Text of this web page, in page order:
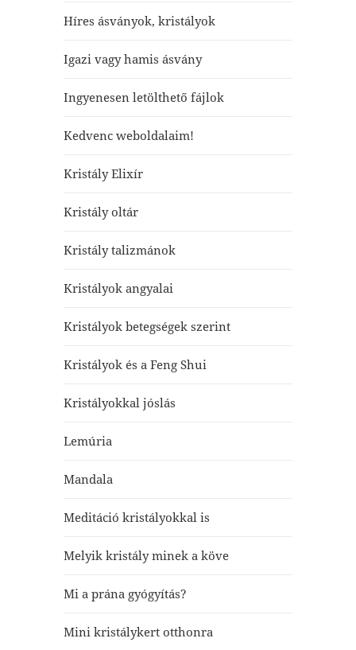
Híres ásványok, kristályok
Igazi vagy hamis ásvány
Ingyenesen letölthető fájlok
Kedvenc weboldalaim!
Kristály Elixír
Kristály oltár
Kristály talizmánok
Kristályok angyalai
Kristályok betegségek szerint
Kristályok és a Feng Shui
Kristályokkal jóslás
Lemúria
Mandala
Meditáció kristályokkal is
Melyik kristály minek a köve
Mi a prána gyógyítás?
Mini kristálykert otthonra